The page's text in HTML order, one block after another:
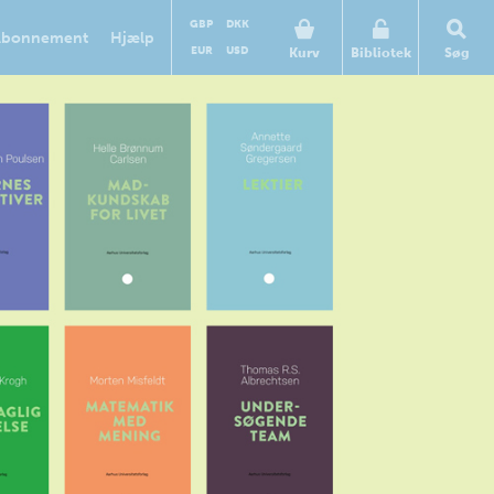
Hjælp
Kurv
GBP
DKK
EUR
USD Bibliotek Søg